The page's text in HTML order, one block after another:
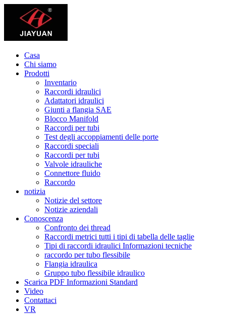
Casa
Chi siamo
Prodotti
Inventario
Raccordi idraulici
Adattatori idraulici
Giunti a flangia SAE
Blocco Manifold
Raccordi per tubi
Test degli accoppiamenti delle porte
Raccordi speciali
Raccordi per tubi
Valvole idrauliche
Connettore fluido
Raccordo
notizia
Notizie del settore
Notizie aziendali
Conoscenza
Confronto dei thread
Raccordi metrici tutti i tipi di tabella delle taglie
Tipi di raccordi idraulici Informazioni tecniche
raccordo per tubo flessibile
Flangia idraulica
Gruppo tubo flessibile idraulico
Scarica PDF Informazioni Standard
Video
Contattaci
VR